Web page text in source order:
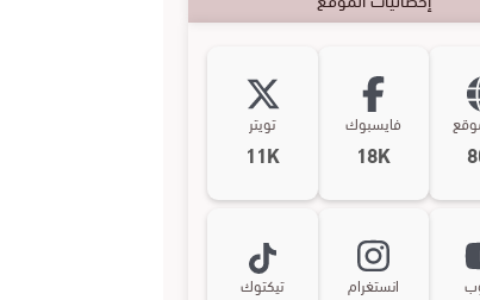
فايسبوك
18K
تويتر
11K
انستغرام تيكتوك